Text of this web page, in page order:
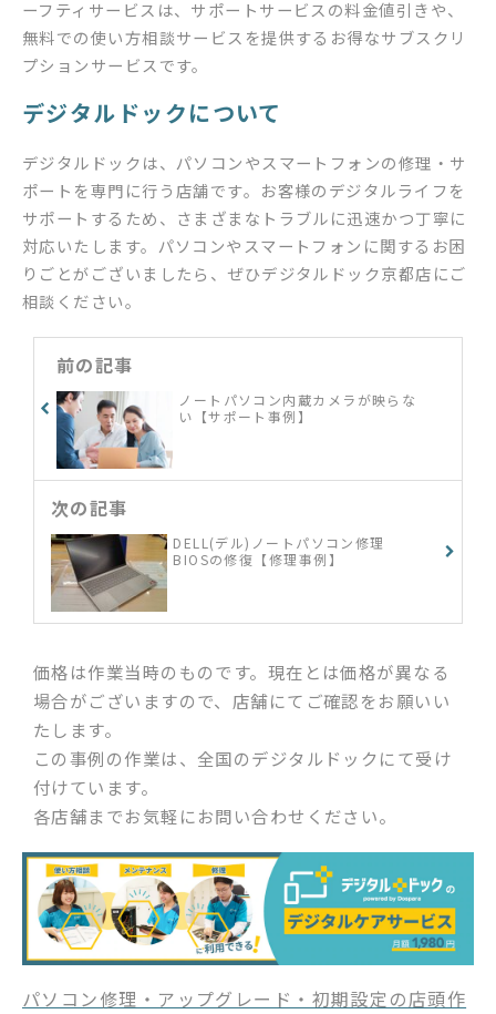
ーフティサービスは、サポートサービスの料金値引きや、
無料での使い方相談サービスを提供するお得なサブスクリ
プションサービスです。
デジタルドックについて
デジタルドックは、パソコンやスマートフォンの修理・サ
ポートを専門に行う店舗です。お客様のデジタルライフを
サポートするため、さまざまなトラブルに迅速かつ丁寧に
対応いたします。パソコンやスマートフォンに関するお困
りごとがございましたら、ぜひデジタルドック京都店にご
相談ください。
前の記事
ノートパソコン内蔵カメラが映らな
い【サポート事例】
次の記事
DELL(デル)ノートパソコン修理
BIOSの修復【修理事例】
価格は作業当時のものです。現在とは価格が異なる
場合がございますので、店舗にてご確認をお願いい
たします。
この事例の作業は、全国のデジタルドックにて受け
付けています。
各店舗までお気軽にお問い合わせください。
パソコン修理・アップグレード・初期設定の店頭作